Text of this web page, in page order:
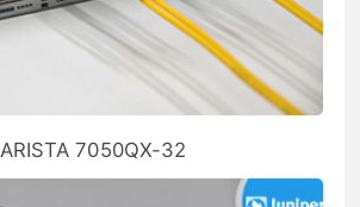
ARISTA 7050QX-32